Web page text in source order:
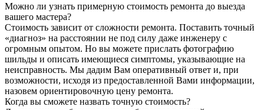
Можно ли узнать примерную стоимость ремонта до выезда
вашего мастера?
Стоимость зависит от сложности ремонта. Поставить точный
«диагноз» на расстоянии не под силу даже инженеру с
огромным опытом. Но вы можете прислать фотографию
шильды и описать имеющиеся симптомы, указывающие на
неисправность. Мы дадим Вам оперативный ответ и, при
возможности, исходя из предоставленной Вами информации,
назовем ориентировочную цену ремонта.
Когда вы сможете назвать точную стоимость?